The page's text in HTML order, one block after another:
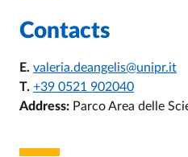
Contacts
E. valeria.deangelis@unipr.it
T. +39 0521 902040
Address: Parco Area delle